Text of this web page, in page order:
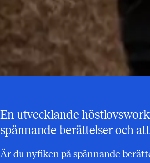
En utvecklande
spännande berättelser och
Är du nyfiken på spännande